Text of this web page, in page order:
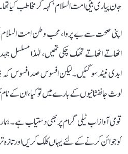
جان پیاری بیٹی امت السلام‘ کہہ کر مخاطب کیا
اپنی صحت سے بے پروا، محب وطن امت
ابدی نیند سو گئیں۔ لیکن افسوس صد افسوس کہ
لوث جانفشانیوں کے بارے میں تو کیا، ان کے
قومی آواز اب ٹیلی گرام پر بھی دستیاب ہے۔
کو جوائن کرنے کے لئے یہاں کلک کریں اور